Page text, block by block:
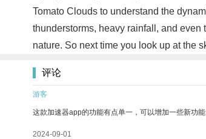
Tomato Clouds to understand the
thunderstorms, heavy rainfall, and
nature. So next time you look up at the
评论
游客
这款加速器app的功能有点单一，可以增加一些新功
2024-09-01